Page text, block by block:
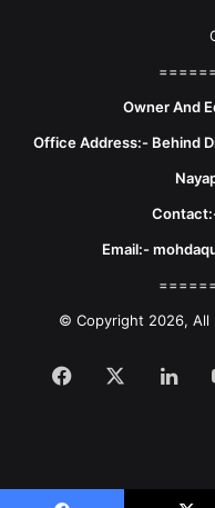
Owner And
Office Address:- Behind
Email:-
© Copyright 2026, All
Facebook